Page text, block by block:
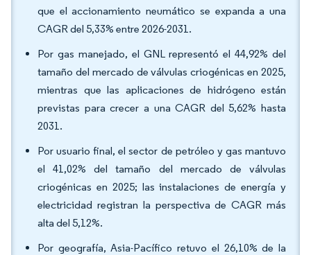
que el accionamiento neumático se expanda a una
CAGR del 5,33% entre 2026-2031.
Por gas manejado, el GNL representó el 44,92% del
tamaño del mercado de válvulas criogénicas en 2025,
mientras que las aplicaciones de hidrógeno están
previstas para crecer a una CAGR del 5,62% hasta
2031.
Por usuario final, el sector de petróleo y gas mantuvo
el 41,02% del tamaño del mercado de válvulas
criogénicas en 2025; las instalaciones de energía y
electricidad registran la perspectiva de CAGR más
alta del 5,12%.
Por geografía, Asia-Pacífico retuvo el 26,10% de la